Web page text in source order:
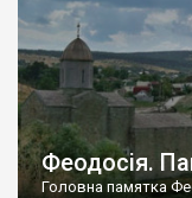
Феодосія.
Головна памятка